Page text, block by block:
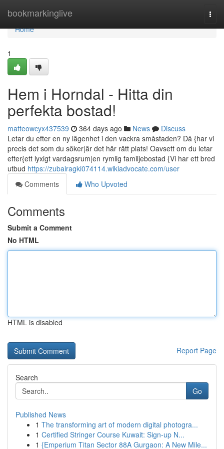
bookmarkinglive
Home
Home
1
Hem i Horndal - Hitta din
perfekta bostad!
matteowcyx437539 364 days ago News
Discuss
Letar du efter en ny lägenhet i den vackra småstaden? Då {har vi
precis det som du söker|är det här rätt plats! Oavsett om du letar
efter{ett lyxigt vardagsrum|en rymlig familjebostad {Vi har ett bred
utbud https://zubairagki074114.wikiadvocate.com/user
Comments
Who Upvoted
Comments
Submit a Comment
No HTML
HTML is disabled
Report Page
Search
Go
Published News
1 The transforming art of modern digital photogra...
1 Certified Stringer Course Kuwait: Sign-up N...
1 {Emperium Titan Sector 88A Gurgaon: A New Mile...